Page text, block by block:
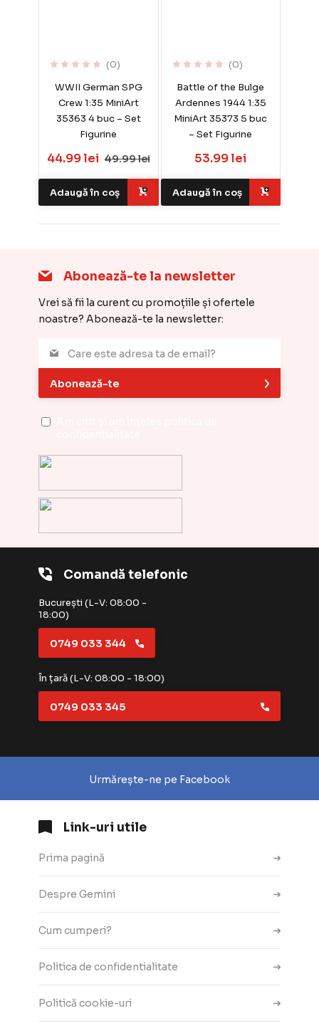
(0)
WWII German SPG
Crew 1:35 MiniArt
35363 4 buc – Set
Figurine
44.99 lei 49.99 lei
Adaugă în coș
(0)
Battle of the Bulge
Ardennes 1944 1:35
MiniArt 35373 5 buc
– Set Figurine
53.99 lei
Adaugă în coș
Comandă telefonic
București (L-V: 08:00 -
18:00)
0749 033 344
În țară (L-V: 08:00 - 18:00)
0749 033 345
Urmărește-ne pe Facebook
Link-uri utile
Prima pagină
Despre Gemini
Cum cumperi?
Politica de confidentialitate
Politică cookie-uri
Abonează-te la newsletter
Vrei să fii la curent cu promoțiile și ofertele
noastre? Abonează-te la newsletter:
Abonează-te